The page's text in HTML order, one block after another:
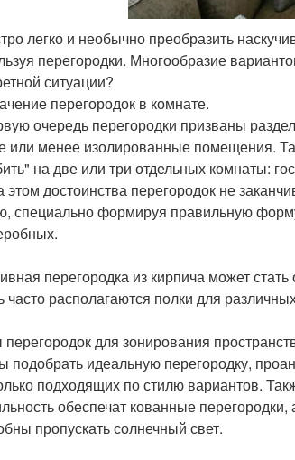
легко и необычно преобразить
перегородки. Многообразие
ситуации?
перегородок в комнате.
очередь перегородки призваны
или менее изолированные помещения.
на две или три отдельных комнаты:
этом достоинства перегородок не
специально формируя правильную
перегородка из кирпича может
часто располагаются полки для
для зонирования
подобрать идеальную перегородку,
подходящих по стилю вариантов.
обеспечат кованные
пропускать солнечный свет.